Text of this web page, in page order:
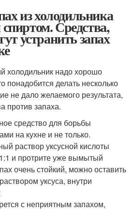
из холодильника
Средства,
устранить запах
холодильник надо хорошо
понадобится делать несколько
не дало желаемого результата,
против запаха.
средство для борьбы
на кухне и не только.
раствор уксусной кислоты
и протрите уже вымытый
очень стойкий, можно оставить
уксуса, внутри
с неприятным запахом,